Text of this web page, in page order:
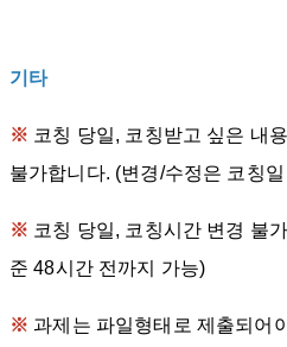
기타
※ 코칭 당일, 코칭받고 싶은 내
불가합니다. (변경/수정은 코칭
※ 코칭 당일, 코칭시간 변경 불
준 48시간 전까지 가능)
※ 과제는 파일형태로 제출되어